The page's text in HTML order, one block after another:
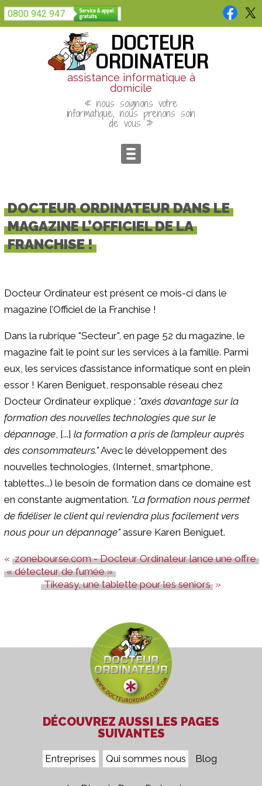
0800 942 947
DOCTEUR
ORDINATEUR
assistance informatique à
domicile
« nous soignons votre
informatique, nous prenons soin
de vous »
DOCTEUR ORDINATEUR DANS LE
MAGAZINE L’OFFICIEL DE LA
FRANCHISE !
Docteur Ordinateur est présent ce mois-ci dans le
magazine l’Officiel de la Franchise !
Dans la rubrique "Secteur", en page 52 du magazine, le
magazine fait le point sur les services à la famille. Parmi
eux, les services d’assistance informatique sont en plein
essor ! Karen Beniguet, responsable réseau chez
Docteur Ordinateur explique : "axés davantage sur la
formation des nouvelles technologies que sur le
dépannage , [...] la formation a pris de l’ampleur auprès
des consommateurs."Avec le développement des
nouvelles technologies, (Internet, smartphone,
tablettes...) le besoin de formation dans ce domaine est
en constante augmentation. "La formation nous permet
de fidéliser le client qui reviendra plus facilement vers
nous pour un dépannage" assure Karen Beniguet.
zonebourse.com - Docteur Ordinateur lance une offre
« détecteur de fumée »
Tikeasy, une tablette pour les seniors
DÉCOUVREZ AUSSI LES PAGES
SUIVANTES
Entreprises Qui sommes nous Blog
Panneau de gestion des cookies